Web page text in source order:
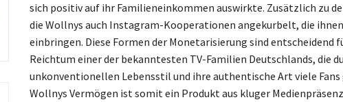
sich positiv auf ihr Familieneinkommen auswirkte. Zusätzlich zu
die Wollnys auch Instagram-Kooperationen angekurbelt, die
einbringen. Diese Formen der Monetarisierung sind entscheidend
Reichtum einer der bekanntesten TV-Familien Deutschlands, die
unkonventionellen Lebensstil und ihre authentische Art viele Fans
Wollnys Vermögen ist somit ein Produkt aus kluger